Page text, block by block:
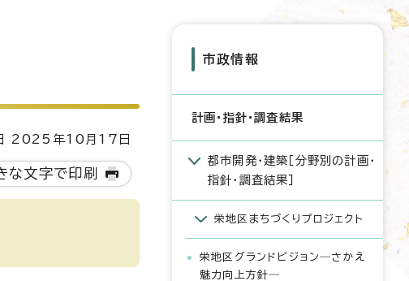
2025年10月17日
な文字で印刷
市政情報
計画・指針・調査結果
都市開発・建築［分野別の計画・
指針・調査結果］
栄地区まちづくりプロジェクト
栄地区グランドビジョン―さかえ
魅力向上方針―